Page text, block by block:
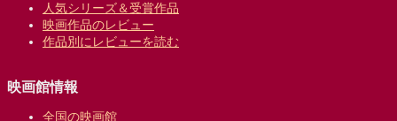
人気シリーズ＆受賞作品
映画作品のレビュー
作品別にレビューを読む
映画館情報
全国の映画館